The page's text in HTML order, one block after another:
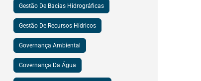
Gestão De Bacias Hidrográficas
Gestão De Recursos Hídricos
Governança Ambiental
Governança Da Água